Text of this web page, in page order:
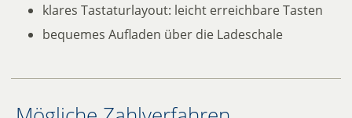
klares Tastaturlayout: leicht erreichbare Tasten
bequemes Aufladen über die Ladeschale